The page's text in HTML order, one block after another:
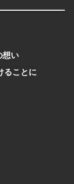
想い
ることに